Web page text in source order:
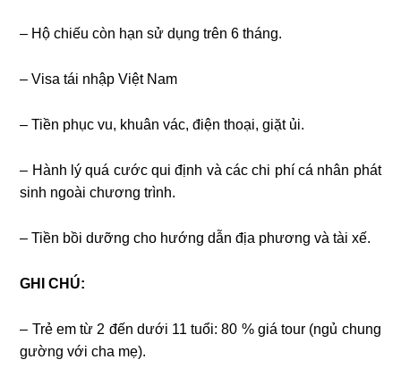
– Hộ chiếu còn hạn sử dụng trên 6 tháng.
– Visa tái nhập Việt Nam
– Tiền phục vu, khuân vác, điện thoại, giặt ủi.
– Hành lý quá cước qui định và các chi phí cá nhân phát
sinh ngoài chương trình.
– Tiền bồi dưỡng cho hướng dẫn địa phương và tài xế.
GHI CHÚ:
– Trẻ em từ 2 đến dưới 11 tuổi: 80 % giá tour (ngủ chung
gường với cha mẹ).